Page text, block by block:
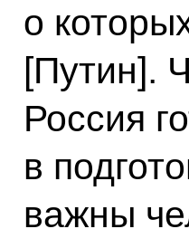
о
[Путин].
Россия
в
важны